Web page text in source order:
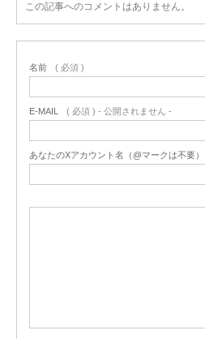
この記事へのコメントはありません。
名前 ( 必須 )
E-MAIL ( 必須 ) - 公開されません -
あなたのXアカウント名（@マークは不要）